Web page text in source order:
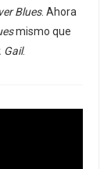
Blues. Ahora
mismo que
Gail.